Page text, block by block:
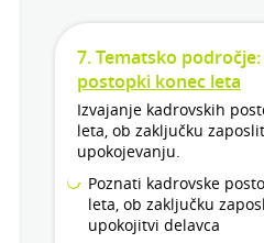
7. Tematsko področje:
postopki konec leta
Izvajanje kadrovskih
leta, ob zaključku
upokojevanju.
Poznati kadrovske
leta, ob zaključku
upokojitvi delavca